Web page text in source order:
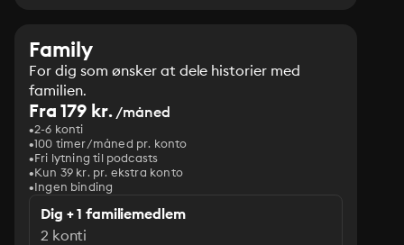
Family
For dig som ønsker at dele historier med
familien.
Fra 179 kr./måned
2-6 konti
100 timer/måned pr. konto
Fri lytning til podcasts
Kun 39 kr. pr. ekstra konto
Ingen binding
Dig + 1 familiemedlem
2 konti